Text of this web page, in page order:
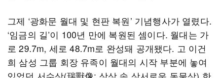
그제 ‘광화문 월대 및 현판 복원’ 기념행사가 열렸다.
‘임금의 길’이 100년 만에 복원된 셈이다. 월대는 가
로 29.7m, 세로 48.7m로 완성돼 공개됐다. 고 이건
희 삼성 그룹 회장 유족이 월대의 시작 부분에 놓여